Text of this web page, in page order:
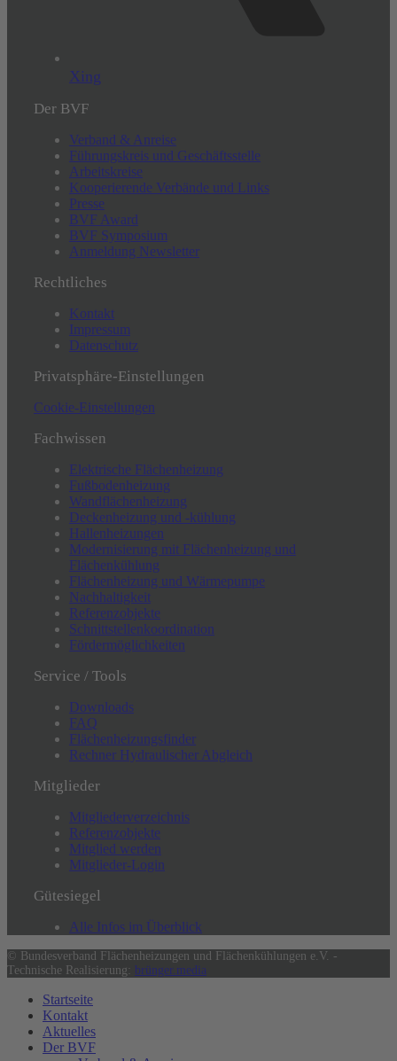
Xing
Der BVF
Verband & Anreise
Führungskreis und Geschäftsstelle
Arbeitskreise
Kooperierende Verbände und Links
Presse
BVF Award
BVF Symposium
Anmeldung Newsletter
Rechtliches
Kontakt
Impressum
Datenschutz
Privatsphäre-Einstellungen
Cookie-Einstellungen
Fachwissen
Elektrische Flächenheizung
Fußbodenheizung
Wandflächenheizung
Deckenheizung und -kühlung
Hallenheizungen
Modernisierung mit Flächenheizung und
Flächenkühlung
Flächenheizung und Wärmepumpe
Nachhaltigkeit
Referenzobjekte
Schnittstellenkoordination
Fördermöglichkeiten
Service / Tools
Downloads
FAQ
Flächenheizungsfinder
Rechner Hydraulischer Abgleich
Mitglieder
Mitgliederverzeichnis
Referenzobjekte
Mitglied werden
Mitglieder-Login
Gütesiegel
Alle Infos im Überblick
© Bundesverband Flächenheizungen und Flächenkühlungen e.V. -
Technische Realisierung: brünger.media
Startseite
Kontakt
Aktuelles
Der BVF